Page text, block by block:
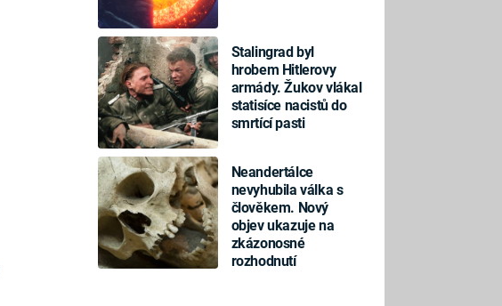
Stalingrad byl
hrobem Hitlerovy
armády. Žukov vlákal
statisíce nacistů do
smrtící pasti
Neandertálce
nevyhubila válka s
člověkem. Nový
objev ukazuje na
zkázonosné
rozhodnutí